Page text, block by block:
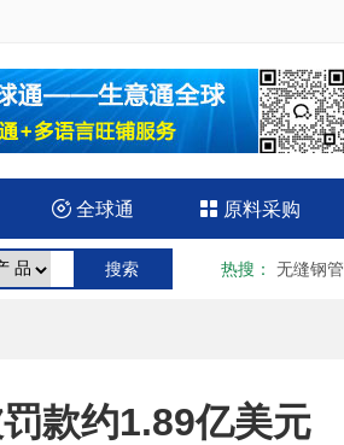
 全球通  原料采购
热搜 ： 无缝钢管
款约1.89亿美元